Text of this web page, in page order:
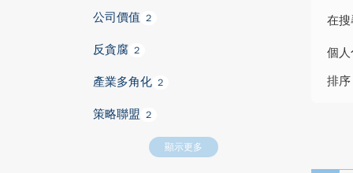
在
個
排序
公司價值 2
反貪腐 2
產業多角化 2
策略聯盟 2
顯示更多